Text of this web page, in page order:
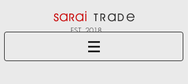
Sarai Trade
EST. 2018